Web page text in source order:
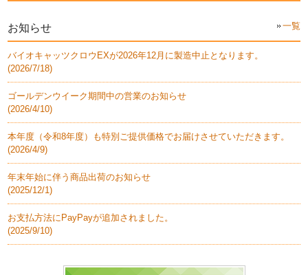
お知らせ 一覧
バイオキャッツクロウEXが2026年12月に製造中止となります。
(2026/7/18)
ゴールデンウイーク期間中の営業のお知らせ
(2026/4/10)
本年度（令和8年度）も特別ご提供価格でお届けさせていただきます。
(2026/4/9)
年末年始に伴う商品出荷のお知らせ
(2025/12/1)
お支払方法にPayPayが追加されました。
(2025/9/10)